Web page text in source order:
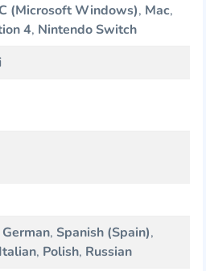
(Microsoft Windows), Mac,
4, Nintendo Switch
German, Spanish (Spain),
Italian, Polish, Russian